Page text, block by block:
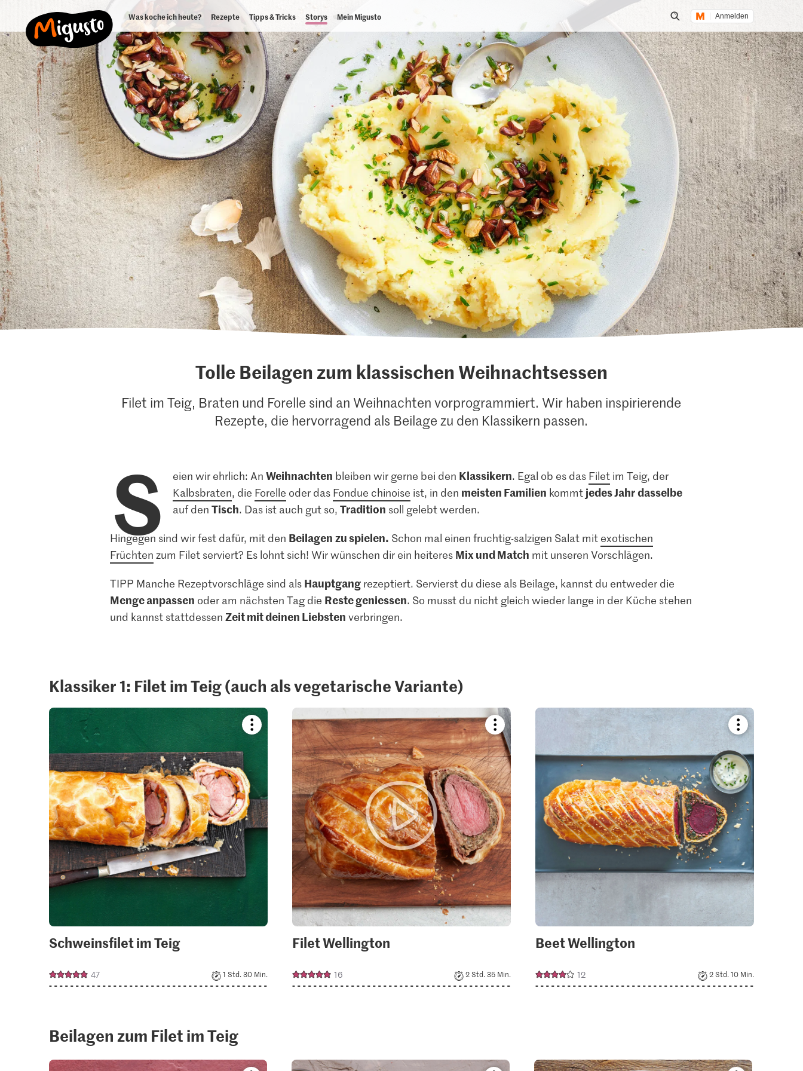
Was koche ich heute? Rezepte Tipps & Tricks Storys Mein Migusto
Suche öffnen
Anmelden
Tolle Beilagen zum klassischen Weihnachtsessen
Filet im Teig, Braten und Forelle sind an Weihnachten vorprogrammiert. Wir haben inspirierende
Rezepte, die hervorragend als Beilage zu den Klassikern passen.
S eien wir ehrlich: An Weihnachten bleiben wir gerne bei den Klassikern. Egal ob es das Filetim Teig, der
Kalbsbraten, die Forelle oder das Fondue chinoise ist, in den meisten Familien kommt jedes Jahrdasselbe
auf den Tisch. Das ist auch gut so, Tradition soll gelebt werden.
Hingegen sind wir fest dafür, mit den Beilagen zu spielen. Schon mal einen fruchtig-salzigen Salat mit exotischen
Früchten zum Filet serviert? Es lohnt sich! Wir wünschen dir ein heiteres Mix und Match mit unseren Vorschlägen.
TIPP Manche Rezeptvorschläge sind als Hauptgangrezeptiert. Servierst du diese als Beilage, kannst du entweder die
Menge anpassen oder am nächsten Tag die Reste geniessen. So musst du nicht gleich wieder lange in der Küche stehen
und kannst stattdessen Zeit mit deinen Liebsten verbringen.
Klassiker 1: Filet im Teig (auch als vegetarische Variante)
Bookmark
recipe
to
collections.
Schweinsfilet im Teig
47 1 Std. 30 Min.
Bookmark
recipe
or
add
it
to
your
collections.
Filet Wellington
16 2 Std. 35 Min.
Bookmark
recipe
add
it
to
your
collections.
Beet Wellington
12 2 Std. 10 Min.
Beilagen zum Filet im Teig